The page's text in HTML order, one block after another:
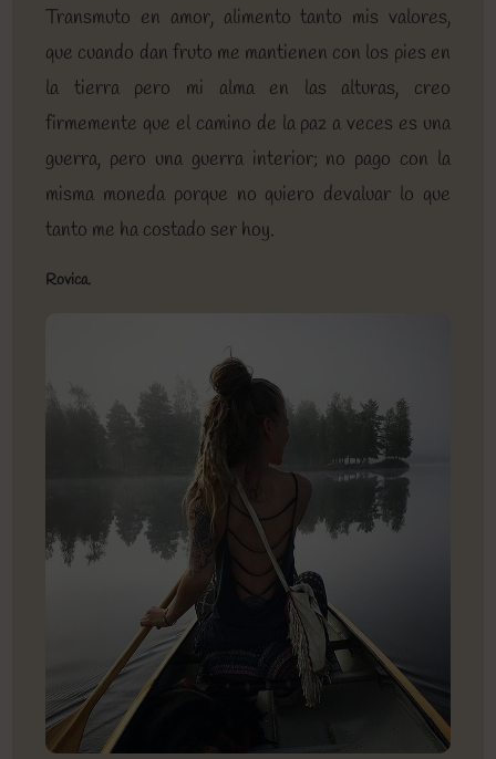
Transmuto en amor, alimento tanto mis valores,
que cuando dan fruto me mantienen con los pies en
la tierra pero mi alma en las alturas, creo
firmemente que el camino de la paz a veces es una
guerra, pero una guerra interior; no pago con la
misma moneda porque no quiero devaluar lo que
tanto me ha costado ser hoy.
Rovica.